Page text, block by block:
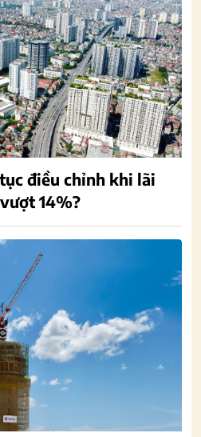
điều chỉnh khi lãi
14%?